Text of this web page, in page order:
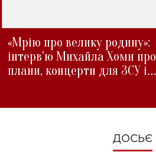
«Мрію про велику родину»:
інтерв'ю Михайла Хоми про
плани, концерти для ЗСУ і
ДОСЬЄ